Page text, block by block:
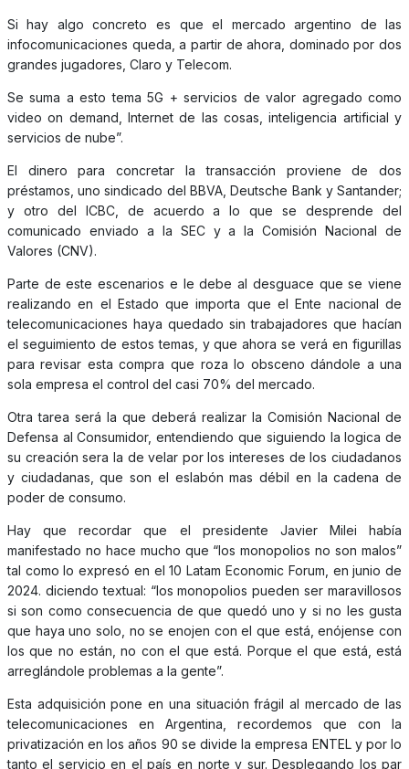
Si hay algo concreto es que el mercado argentino de las
infocomunicaciones queda, a partir de ahora, dominado por dos
grandes jugadores, Claro y Telecom.
Se suma a esto tema 5G + servicios de valor agregado como
video on demand, Internet de las cosas, inteligencia artificial y
servicios de nube”.
El dinero para concretar la transacción proviene de dos
préstamos, uno sindicado del BBVA, Deutsche Bank y Santander;
y otro del ICBC, de acuerdo a lo que se desprende del
comunicado enviado a la SEC y a la Comisión Nacional de
Valores (CNV).
Parte de este escenarios e le debe al desguace que se viene
realizando en el Estado que importa que el Ente nacional de
telecomunicaciones haya quedado sin trabajadores que hacían
el seguimiento de estos temas, y que ahora se verá en figurillas
para revisar esta compra que roza lo obsceno dándole a una
sola empresa el control del casi 70% del mercado.
Otra tarea será la que deberá realizar la Comisión Nacional de
Defensa al Consumidor, entendiendo que siguiendo la logica de
su creación sera la de velar por los intereses de los ciudadanos
y ciudadanas, que son el eslabón mas débil en la cadena de
poder de consumo.
Hay que recordar que el presidente Javier Milei había
manifestado no hace mucho que “los monopolios no son malos”
tal como lo expresó en el 10 Latam Economic Forum, en junio de
2024. diciendo textual: “los monopolios pueden ser maravillosos
si son como consecuencia de que quedó uno y si no les gusta
que haya uno solo, no se enojen con el que está, enójense con
los que no están, no con el que está. Porque el que está, está
arreglándole problemas a la gente”.
Esta adquisición pone en una situación frágil al mercado de las
telecomunicaciones en Argentina, recordemos que con la
privatización en los años 90 se divide la empresa ENTEL y por lo
tanto el servicio en el país en norte y sur. Desplegando los par